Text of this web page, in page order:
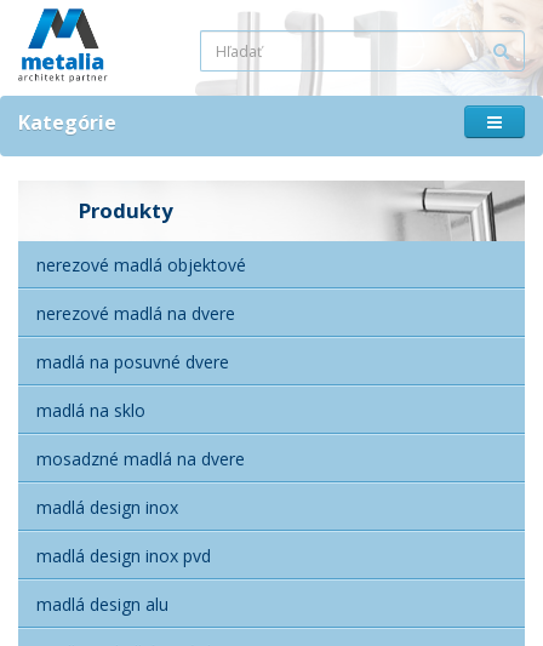
Kategórie
Produkty
nerezové madlá objektové
nerezové madlá na dvere
madlá na posuvné dvere
madlá na sklo
mosadzné madlá na dvere
madlá design inox
madlá design inox pvd
madlá design alu